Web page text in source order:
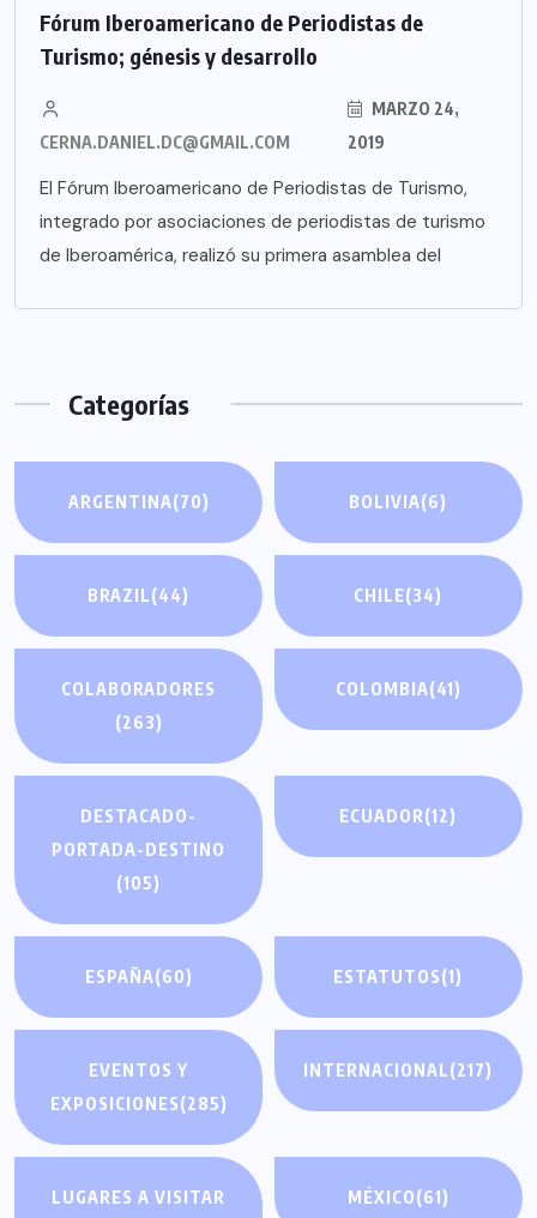
Fórum Iberoamericano de Periodistas de
Turismo; génesis y desarrollo
CERNA.DANIEL.DC@GMAIL.COM
MARZO 24,
2019
El Fórum Iberoamericano de Periodistas de Turismo,
integrado por asociaciones de periodistas de turismo
de Iberoamérica, realizó su primera asamblea del
Categorías
ARGENTINA(70) BOLIVIA(6)
BRAZIL(44) CHILE(34)
COLABORADORES
(263)
COLOMBIA(41)
DESTACADO-
PORTADA-DESTINO
(105)
ECUADOR(12)
ESPAÑA(60) ESTATUTOS(1)
EVENTOS Y
EXPOSICIONES(285)
INTERNACIONAL(217)
LUGARES A VISITAR
MÉXICO(61)